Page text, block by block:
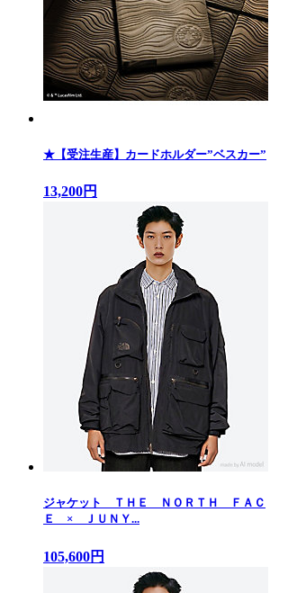
★【受注生産】カードホルダー”ベスカー”
13,200円
ジャケット ＴＨＥ ＮＯＲＴＨ ＦＡＣ
Ｅ × ＪＵＮＹ...
105,600円